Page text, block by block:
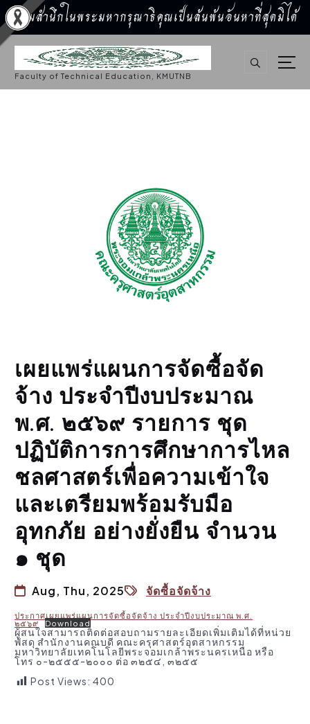
น้อมสำนึกในพระมหากรุณาธิคุณเป็นล้นพ้นอันหาที่สุดมิได้
S
k
o
Faculty of Technical Education, KMUTNB
เผยแพร่แผนการจัดซื้อจัด
จ้าง ประจำปีงบประมาณ
พ.ศ. ๒๕๖๙ รายการ ชุด
ปฏิบัติการการศึกษาการไหล
ชลศาสตร์เพื่อความเข้าใจ
และเตรียมพร้อมรับมือ
อุทกภัย อย่างยั่งยืน จำนวน
๑ ชุด
Aug, Thu, 2025 จัดซื้อจัดจ้าง
ประกาศเผยแพร่แผนการจัดซื้อจัดจ้าง ประจำปีงบประมาณ พ.ศ.
๒๕๖๙ Download
ผู้สนใจสามารถติดต่อสอบถามรายละเอียดเพิ่มเติมได้ที่หน่วย
พัสดุ สำนักงานคณบดี คณะครุศาสตร์อุตสาหกรรม
มหาวิทยาลัยเทคโนโลยีพระจอมเกล้าพระนครเหนือ หรือ
โทร ๐-๒๕๕๕-๒๐๐๐ ต่อ ๓๒๕๔, ๓๒๕๕
Post Views: 400